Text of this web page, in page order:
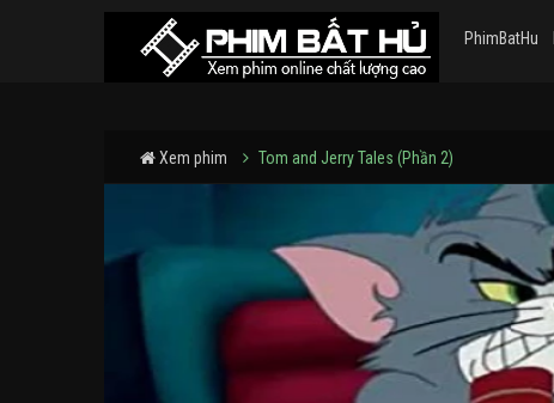
PhimBatHu
Xem phim Tom and Jerry Tales (Phần 2)